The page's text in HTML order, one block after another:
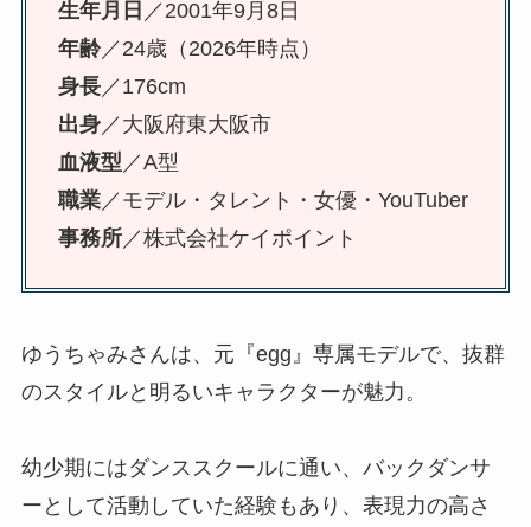
生年月日 ／2001年9月8日
年齢／24歳（2026年時点）
身長／176cm
出身／大阪府東大阪市
血液型 ／A型
職業／モデル・タレント・女優・YouTuber
事務所／株式会社ケイポイント
ゆうちゃみさんは、元『egg』専属モデルで、抜群
のスタイルと明るいキャラクターが魅力。
幼少期にはダンススクールに通い、バックダンサ
ーとして活動していた経験もあり、表現力の高さ